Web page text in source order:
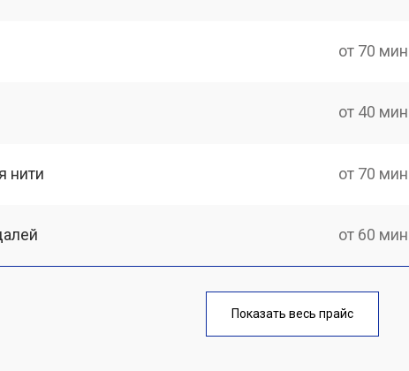
от 70 мин
от 40 мин
нити от 70 мин
от 60 мин
от 70 мин
Показать весь прайс